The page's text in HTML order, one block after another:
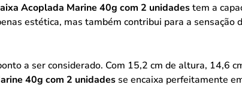
Acoplada Marine 40g com 2 unidadestem a
estética, mas também contribui para a
a ser considerado. Com 15,2 cm de altura, 14,6
40g com 2 unidades se encaixa perfeitamente